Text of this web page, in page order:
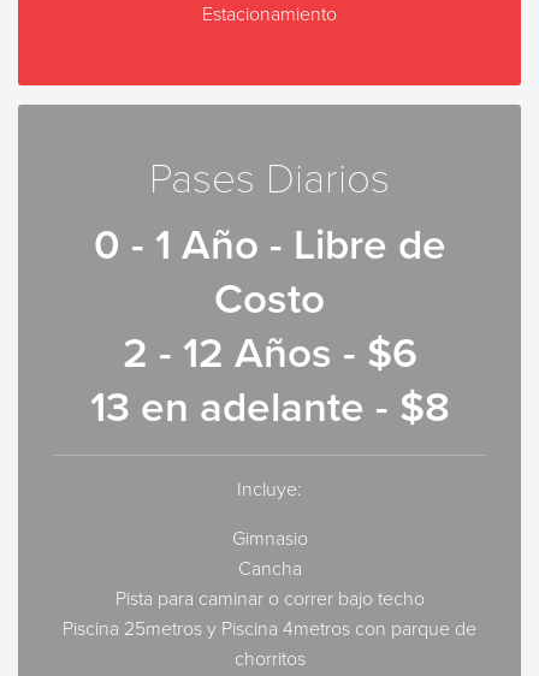
Estacionamiento
Pases Diarios
0 - 1 Año - Libre de
Costo
2 - 12 Años - $6
13 en adelante - $8
Incluye:
Gimnasio
Cancha
Pista para caminar o correr bajo techo
Piscina 25metros y Piscina 4metros con parque de
chorritos